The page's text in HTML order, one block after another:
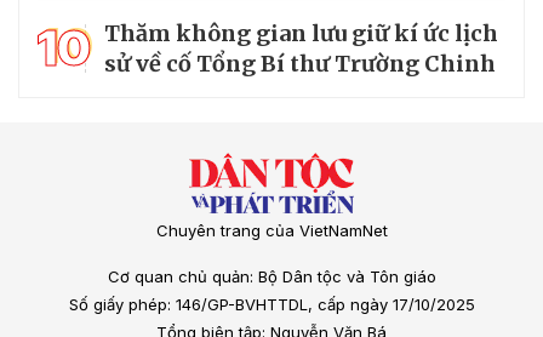
10 Thăm không gian lưu giữ kí ức lịch
sử về cố Tổng Bí thư Trường Chinh
Chuyên trang của VietNamNet
Cơ quan chủ quản: Bộ Dân tộc và Tôn giáo
Số giấy phép: 146/GP-BVHTTDL, cấp ngày 17/10/2025
Tổng biên tập: Nguyễn Văn Bá